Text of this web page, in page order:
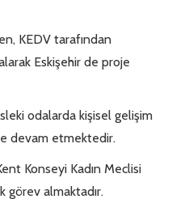
KEDV tarafından
Eskişehir de proje
odalarda kişisel gelişim
devam etmektedir.
Konseyi Kadın Meclisi
görev almaktadır.